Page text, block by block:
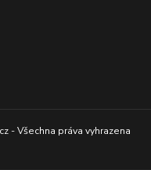
- Všechna práva vyhrazena